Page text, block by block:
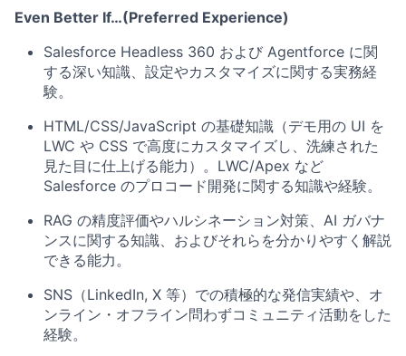
Even Better If…(Preferred Experience)
Salesforce Headless 360 および Agentforce に関
する深い知識、設定やカスタマイズに関する実務経
験。
HTML/CSS/JavaScript の基礎知識（デモ用の UI を
LWC や CSS で高度にカスタマイズし、洗練された
見た目に仕上げる能力）。LWC/Apex など
Salesforce のプロコード開発に関する知識や経験。
RAG の精度評価やハルシネーション対策、AI ガバナ
ンスに関する知識、およびそれらを分かりやすく解説
できる能力。
SNS（LinkedIn, X 等）での積極的な発信実績や、オ
ンライン・オフライン問わずコミュニティ活動をした
経験。